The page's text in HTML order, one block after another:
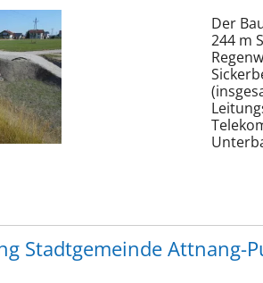
Der
244 m
Stadtgemeinde Attnang-